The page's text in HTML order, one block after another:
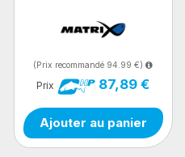
(Prix recommandé 94.99 €)
Prix 87,89 €
Ajouter au panier